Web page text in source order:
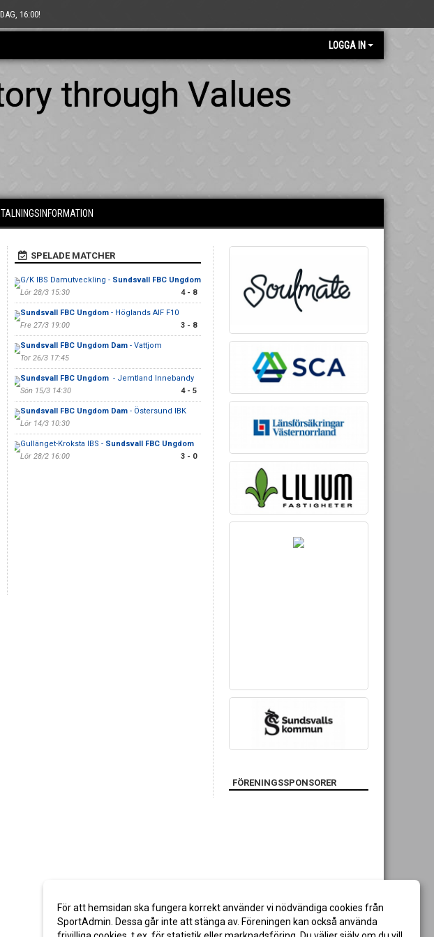
16:00!
LOGGA IN
through Values
SPELADE MATCHER
G/K IBS Damutveckling - Sundsvall FBC Ungdom
Lör 28/3 15:30
4 - 8
Sundsvall FBC Ungdom- Höglands AIF F10
Fre 27/3 19:00
3 - 8
Sundsvall FBC Ungdom Dam- Vattjom
Tor 26/3 17:45
Sundsvall FBC Ungdom - Jemtland Innebandy
Sön 15/3 14:30
4 - 5
Sundsvall FBC Ungdom Dam- Östersund IBK
Lör 14/3 10:30
Gullänget-Kroksta IBS - Sundsvall FBC Ungdom
Lör 28/2 16:00
3 - 0
FÖRENINGSSPONSORER
För att hemsidan ska fungera korrekt använder vi nödvändiga cookies från
SportAdmin. Dessa går inte att stänga av. Föreningen kan också använda